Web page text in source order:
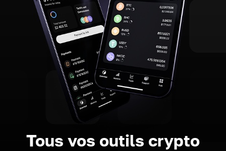
Tous vos outils crypto